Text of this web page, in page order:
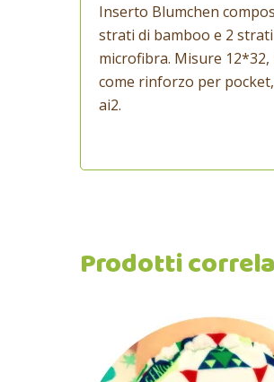
Inserto Blumchen
strati di bamboo e 2
microfibra. Misure 12*32,
come rinforzo per
ai2.
Prodotti